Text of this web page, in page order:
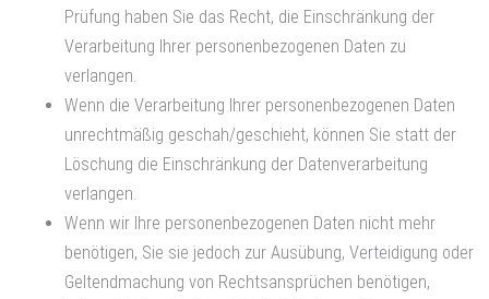
Prüfung haben Sie das Recht, die Einschränkung der
Verarbeitung Ihrer personenbezogenen Daten zu
verlangen.
Wenn die Verarbeitung Ihrer personenbezogenen Daten
unrechtmäßig geschah/geschieht, können Sie statt der
Löschung die Einschränkung der Datenverarbeitung
verlangen.
Wenn wir Ihre personenbezogenen Daten nicht mehr
benötigen, Sie sie jedoch zur Ausübung, Verteidigung oder
Geltendmachung von Rechtsansprüchen benötigen,